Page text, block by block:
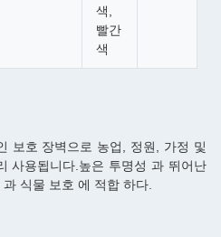
색,
빨간
색
보호 장벽으로 농업, 정원, 가정 및
사용됩니다.높은 투명성 과 뛰어난
식물 보호 에 적합 하다.